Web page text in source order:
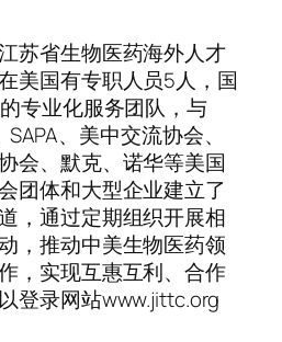
苏省生物医药海外人才
美国有专职人员5人，国
专业化服务团队，与
、美中交流协会、
会、默克、诺华等美国
团体和大型企业建立了
，通过定期组织开展相
，推动中美生物医药领
，实现互惠互利、合作
登录网站www.jittc.org